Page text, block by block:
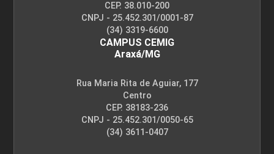
10h
Fisioterapia Dermatofuncional e
CEP. 38.010-200
CNPJ - 25.452.301/0001-87
(34) 3319-6600
CAMPUS CEMIG
Araxá/MG
Rua Maria Rita de Aguiar, 177
Centro
CEP. 38183-236
CNPJ - 25.452.301/0050-65
(34) 3611-0407